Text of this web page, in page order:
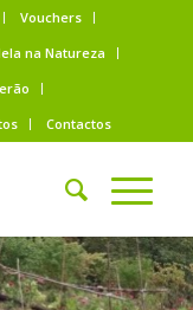
Vouchers
na Natureza
Contactos